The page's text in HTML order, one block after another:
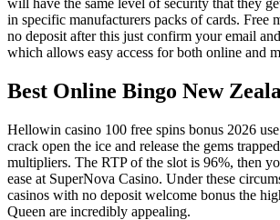
will have the same level of security that they
in specific manufacturers packs of cards. Free
no deposit after this just confirm your email
which allows easy access for both online and
Best Online Bingo New
Hellowin casino 100 free spins bonus 2026
crack open the ice and release the gems
multipliers. The RTP of the slot is 96%, then
ease at SuperNova Casino. Under these
casinos with no deposit welcome bonus the
Queen are incredibly appealing.